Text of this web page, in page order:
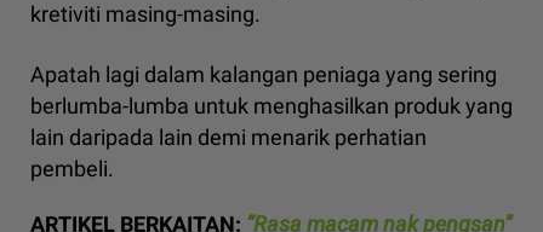
kretiviti masing-masing.
Apatah lagi dalam kalangan peniaga yang sering
berlumba-lumba untuk menghasilkan produk yang
lain daripada lain demi menarik perhatian
pembeli.
ARTIKEL BERKAITAN: “Rasa macam nak pengsan”